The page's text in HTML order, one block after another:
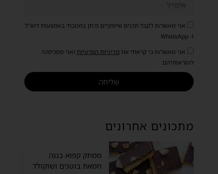
מתכונים אחרונים
ממתק קפוא בננה
חמאת בוטנים ושוקולד
אני מאשר/ת לקבל תכנים שיווקיים מ'חן במטבח' באמצעות דוא"ל
ו- WhatsApp
אני מאשר/ת כי קראתי את מדיניות הפרטיות ואני מסכימ/ה
להוראותיהם.
שליחה